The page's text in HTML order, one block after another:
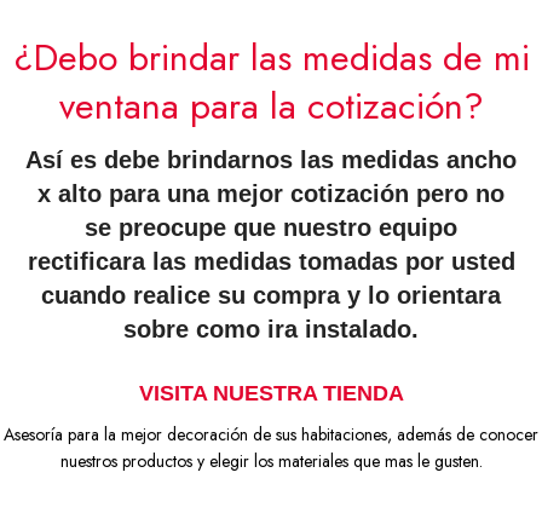
¿Debo brindar las medidas de mi
ventana para la cotización?
Así es debe brindarnos las medidas ancho
x alto para una mejor cotización pero no
se preocupe que nuestro equipo
rectificara las medidas tomadas por usted
cuando realice su compra y lo orientara
sobre como ira instalado.
VISITA NUESTRA TIENDA
Asesoría para la mejor decoración de sus habitaciones, además de conocer
nuestros productos y elegir los materiales que mas le gusten.